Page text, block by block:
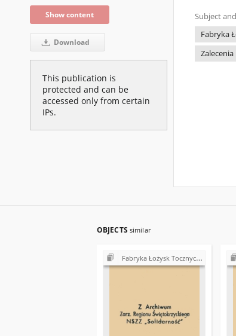
Show content
Download
This publication is
protected and can be
accessed only from certain
IPs.
Subject
Fabryka
Zalecenia
OBJECTS similar
Fabryka Łożysk Tocznych "Iskra" w Kielcach - strajki, postulaty, realizacja postulatów (1980)